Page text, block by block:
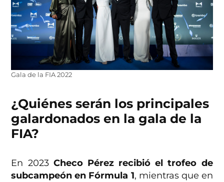
Gala de la FIA 2022
¿Quiénes serán los principales
galardonados en la gala de la
FIA?
En 2023 Checo Pérez recibió el trofeo de
subcampeón en Fórmula 1, mientras que en